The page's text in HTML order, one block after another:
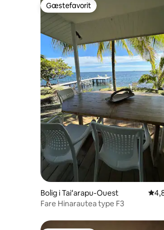
Gæstefavorit
Gæstefavorit
Bolig i Taiʻarapu-Ouest
Fare Hinarautea type F3